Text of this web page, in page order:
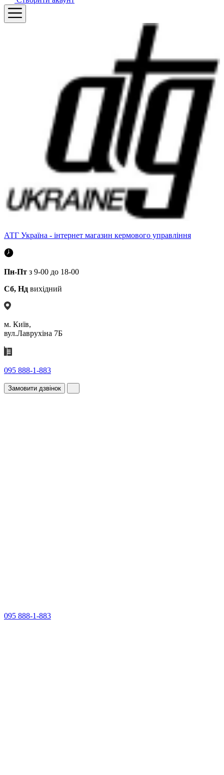
АТГ Україна - інтернет магазин кермового управління
Пн-Пт з 9-00 до 18-00
Сб, Нд вихідний
м. Київ,
вул.Лаврухіна 7Б
095 888-1-883
Замовити дзвінок
095 888-1-883